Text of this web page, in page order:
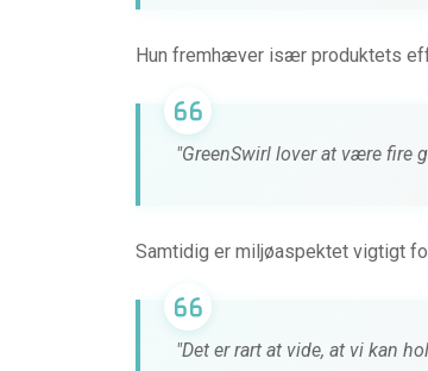
Hun fremhæver især produktets
"GreenSwirl lover at være fire
Samtidig er miljøaspektet vigtigt
"Det er rart at vide, at vi kan